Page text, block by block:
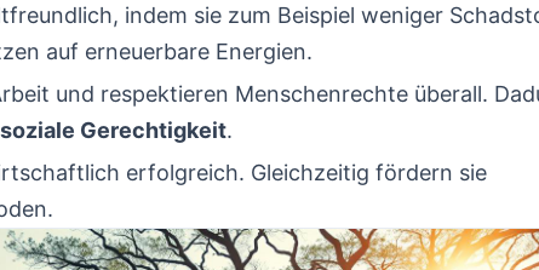
indem sie zum Beispiel weniger
auf erneuerbare Energien.
und respektieren Menschenrechte überall.
soziale Gerechtigkeit.
erfolgreich. Gleichzeitig fördern sie